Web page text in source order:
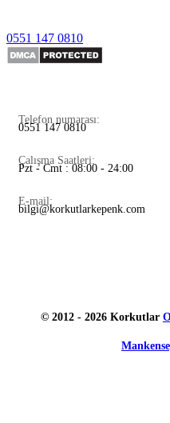
0551 147 0810
Telefon numarası:
0551 147 0810
Çalışma Saatleri:
Pzt - Cmt : 08:00 - 24:00
E-mail:
bilgi@korkutlarkepenk.com
© 2012 - 2026 Korkutlar